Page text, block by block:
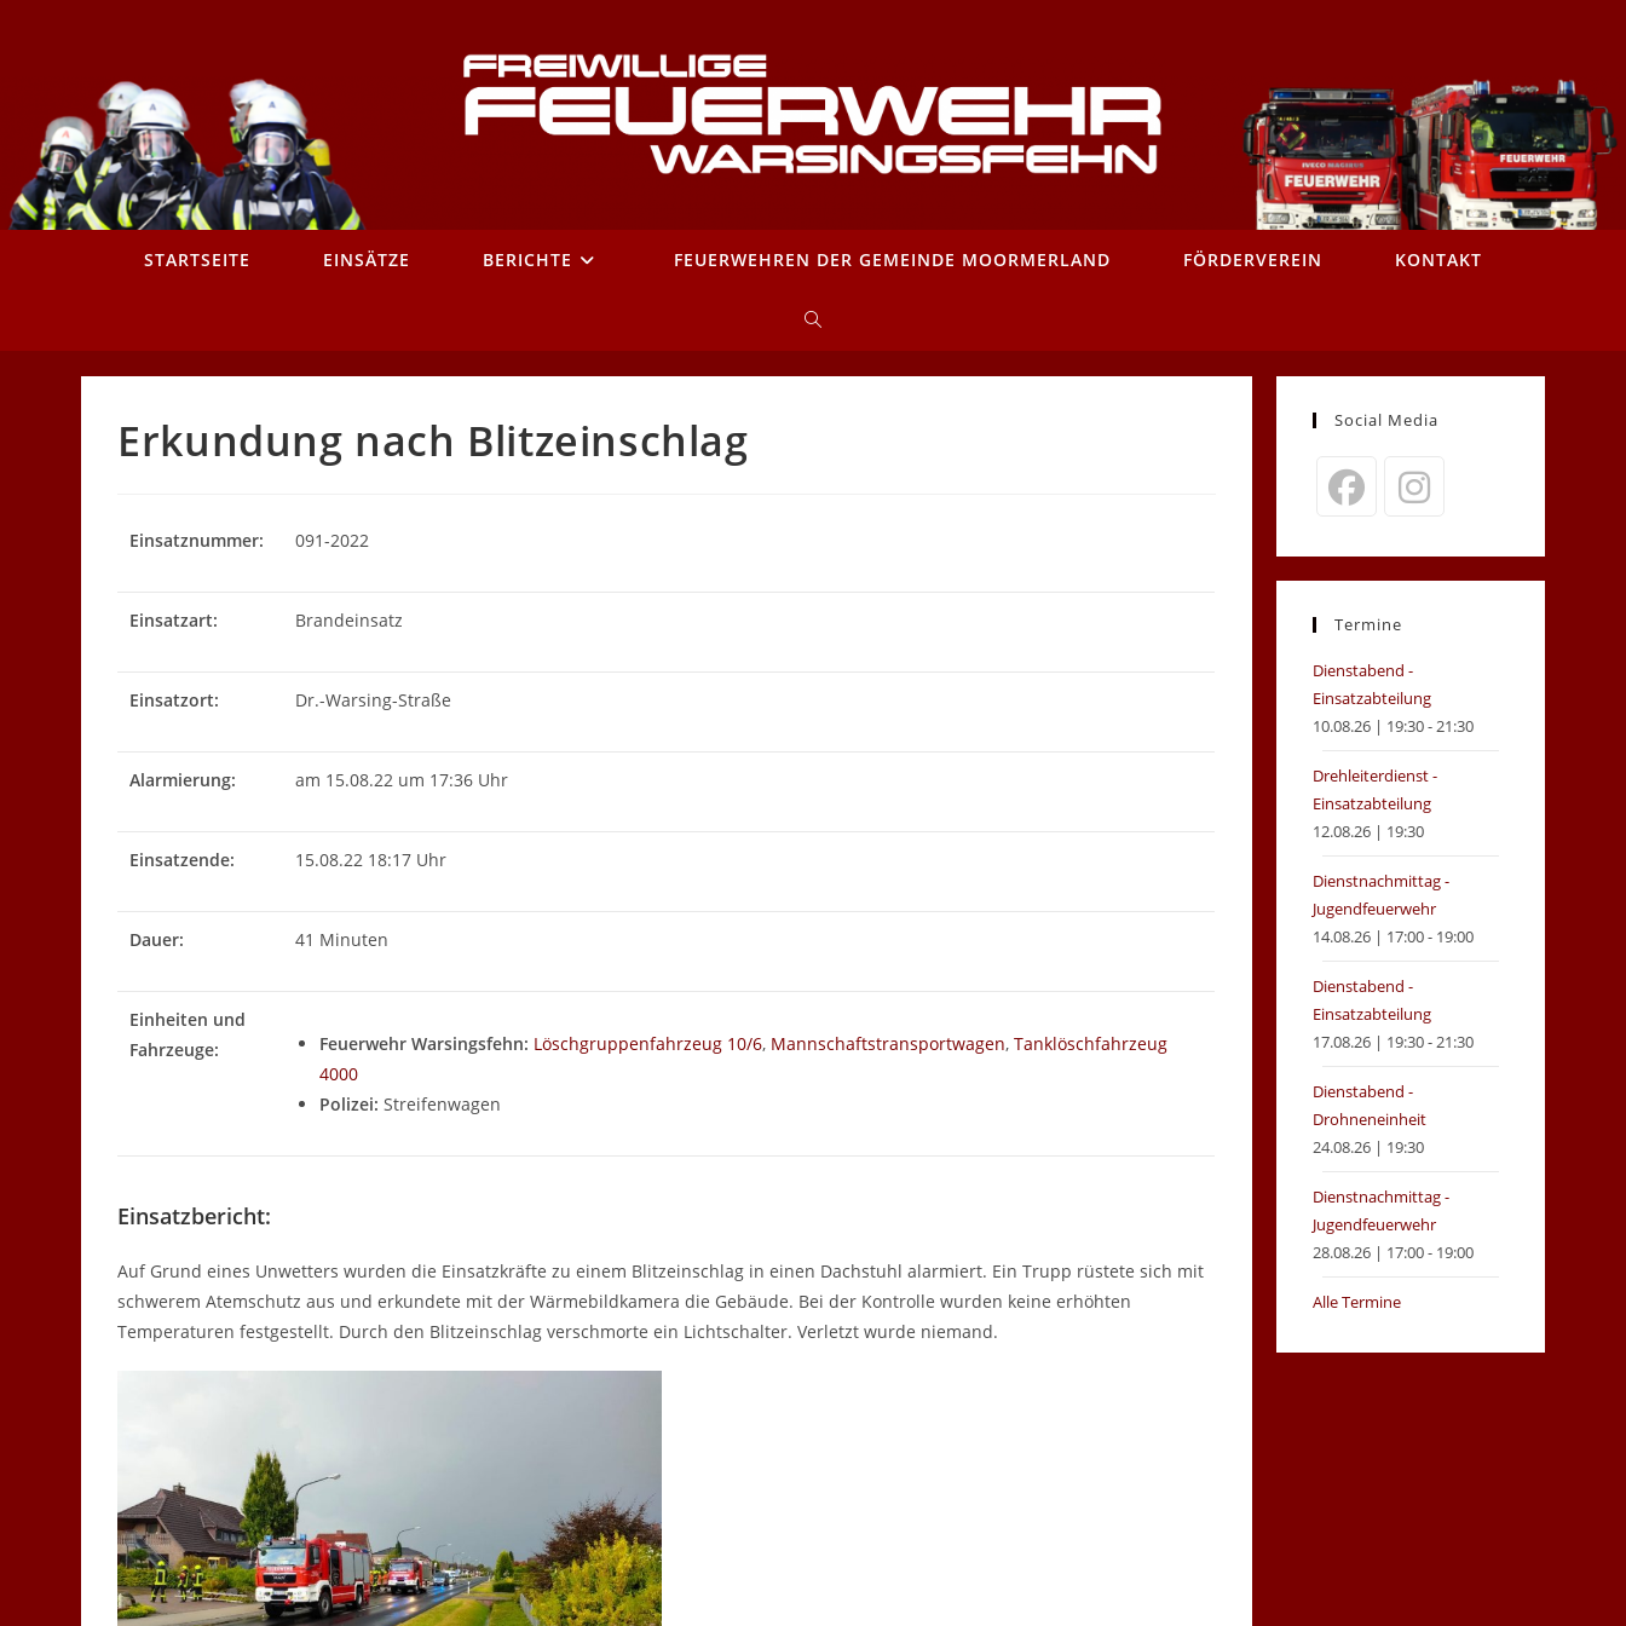
STARTSEITE EINSÄTZE BERICHTE FEUERWEHREN DER GEMEINDE MOORMERLAND FÖRDERVEREIN KONTAKT
WEBSITE-
SUCHE
Erkundung nach Blitzeinschlag
Einsatznummer: 091-2022
Einsatzart: Brandeinsatz
Einsatzort: Dr.-Warsing-Straße
Alarmierung: am 15.08.22 um 17:36 Uhr
Einsatzende: 15.08.22 18:17 Uhr
Dauer: 41 Minuten
Einheiten und
Fahrzeuge:
Feuerwehr Warsingsfehn: Löschgruppenfahrzeug 10/6, Mannschaftstransportwagen,Tanklöschfahrzeug
4000
Polizei: Streifenwagen
Einsatzbericht:
Auf Grund eines Unwetters wurden die Einsatzkräfte zu einem Blitzeinschlag in einen Dachstuhl alarmiert. Ein Trupp rüstete sich mit
schwerem Atemschutz aus und erkundete mit der Wärmebildkamera die Gebäude. Bei der Kontrolle wurden keine erhöhten
Temperaturen festgestellt. Durch den Blitzeinschlag verschmorte ein Lichtschalter. Verletzt wurde niemand.
Social Media
in
new
in
new
Termine
Dienstabend -
Einsatzabteilung
10.08.26 | 19:30 - 21:30
Drehleiterdienst -
Einsatzabteilung
12.08.26 | 19:30
Dienstnachmittag -
Jugendfeuerwehr
14.08.26 | 17:00 - 19:00
Dienstabend -
Einsatzabteilung
17.08.26 | 19:30 - 21:30
Dienstabend -
Drohneneinheit
24.08.26 | 19:30
Dienstnachmittag -
Jugendfeuerwehr
28.08.26 | 17:00 - 19:00
Alle Termine